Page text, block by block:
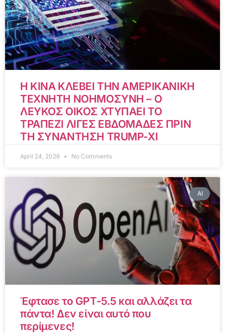
Η ΚΙΝΑ ΚΛΕΒΕΙ ΤΗΝ ΑΜΕΡΙΚΑΝΙΚΗ
ΤΕΧΝΗΤΗ ΝΟΗΜΟΣΥΝΗ – Ο
ΛΕΥΚΟΣ ΟΙΚΟΣ ΧΤΥΠΑΕΙ ΤΟ
ΤΡΑΠΕΖΙ ΛΙΓΕΣ ΕΒΔΟΜΑΔΕΣ ΠΡΙΝ
ΤΗ ΣΥΝΑΝΤΗΣΗ TRUMP-XI
April 24, 2026 No Comments
AI
Έφτασε το GPT-5.5 και αλλάζει τα
πάντα! Δεν είναι αυτό που
περίμενες!